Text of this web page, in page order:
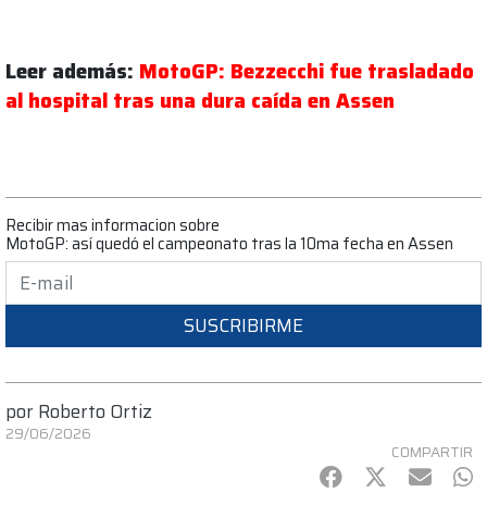
Leer además: MotoGP: Bezzecchi fue trasladado
al hospital tras una dura caída en Assen
Recibir mas informacion sobre
MotoGP: así quedó el campeonato tras la 10ma fecha en Assen
SUSCRIBIRME
por Roberto Ortiz
29/06/2026
COMPARTIR
Facebook
Twitter
mail